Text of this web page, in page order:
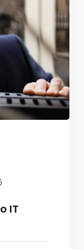
IT